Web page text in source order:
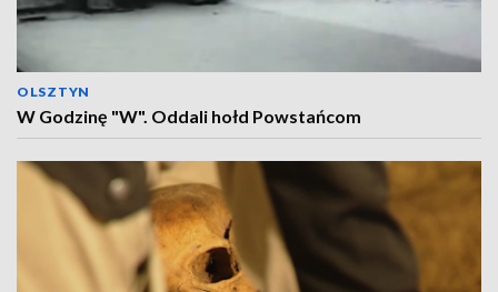
OLSZTYN
W Godzinę "W". Oddali hołd Powstańcom